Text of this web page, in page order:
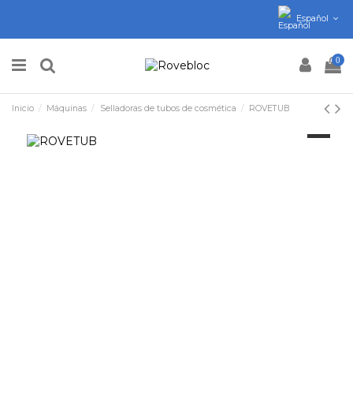
Español
0
Inicio Máquinas Selladoras de tubos de cosmética ROVETUB